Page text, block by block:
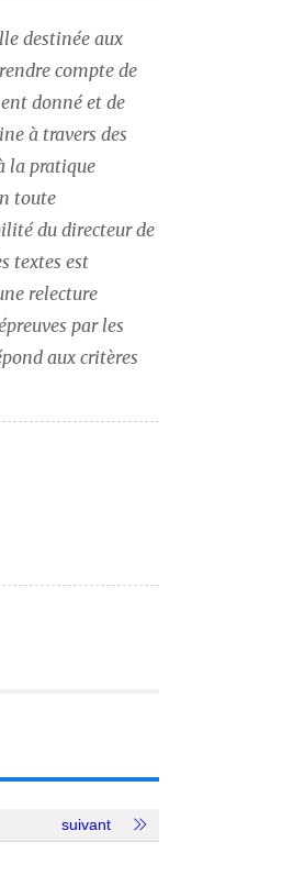
destinée aux
compte de
donné et de
à travers des
la pratique
toute
du directeur de
textes est
relecture
par les
aux critères
suivant